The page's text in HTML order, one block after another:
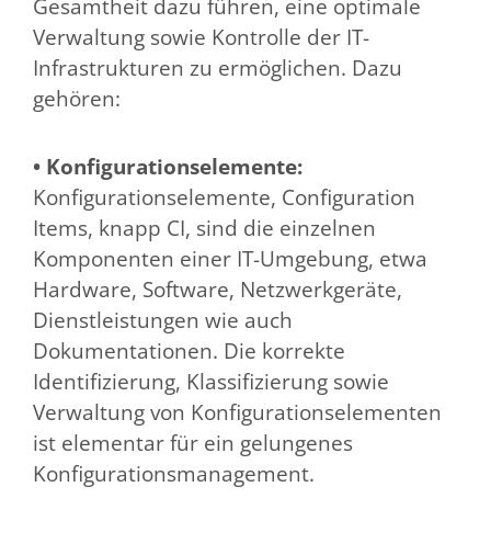
Gesamtheit dazu führen, eine optimale
Verwaltung sowie Kontrolle der IT-
Infrastrukturen zu ermöglichen. Dazu
gehören:
• Konfigurationselemente:
Konfigurationselemente, Configuration
Items, knapp CI, sind die einzelnen
Komponenten einer IT-Umgebung, etwa
Hardware, Software, Netzwerkgeräte,
Dienstleistungen wie auch
Dokumentationen. Die korrekte
Identifizierung, Klassifizierung sowie
Verwaltung von Konfigurationselementen
ist elementar für ein gelungenes
Konfigurationsmanagement.